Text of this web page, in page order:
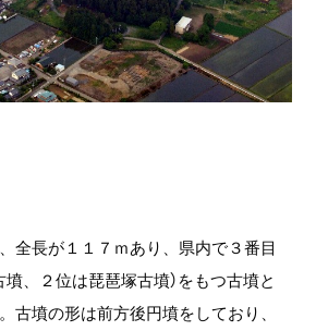
全長が１１７ｍあり、県内で３番目
墳、２位は琵琶塚古墳）をもつ古墳と
古墳の形は前方後円墳をしており、